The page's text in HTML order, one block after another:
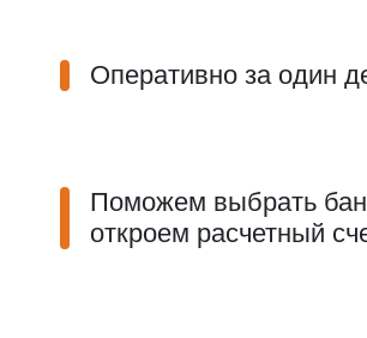
Оперативно за один
Поможем выбрать
откроем расчетный